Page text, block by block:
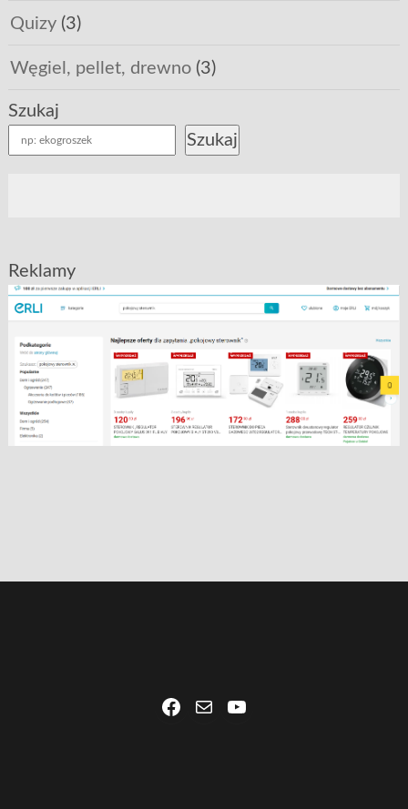
Quizy(3)
Węgiel, pellet, drewno(3)
Szukaj
Szukaj
Reklamy
Facebook
Mail